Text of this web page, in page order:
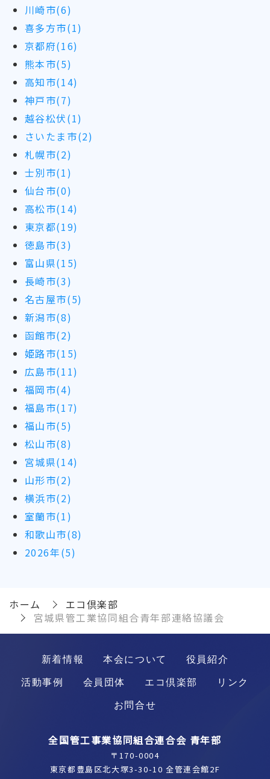
川崎市(6)
喜多方市(1)
京都府(16)
熊本市(5)
高知市(14)
神戸市(7)
越谷松伏(1)
さいたま市(2)
札幌市(2)
士別市(1)
仙台市(0)
高松市(14)
東京都(19)
徳島市(3)
富山県(15)
長崎市(3)
名古屋市(5)
新潟市(8)
函館市(2)
姫路市(15)
広島市(11)
福岡市(4)
福島市(17)
福山市(5)
松山市(8)
宮城県(14)
山形市(2)
横浜市(2)
室蘭市(1)
和歌山市(8)
2026年(5)
ホーム
エコ倶楽部
宮城県管工業協同組合青年部連絡協議会
新着情報 本会について
役員紹介
活動事例
会員団体 エコ倶楽部
リンク
お問合せ
全国管工事業協同組合連合会 青年部
〒170-0004
東京都豊島区北大塚3-30-10 全管連会館2F